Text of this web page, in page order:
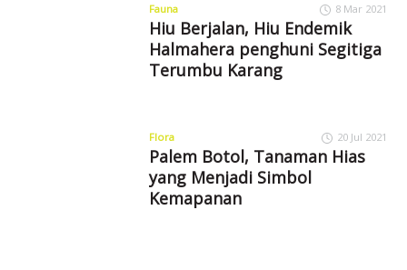
Fauna 8 Mar 2021
Hiu Berjalan, Hiu Endemik
Halmahera penghuni Segitiga
Terumbu Karang
Flora 20 Jul 2021
Palem Botol, Tanaman Hias
yang Menjadi Simbol
Kemapanan